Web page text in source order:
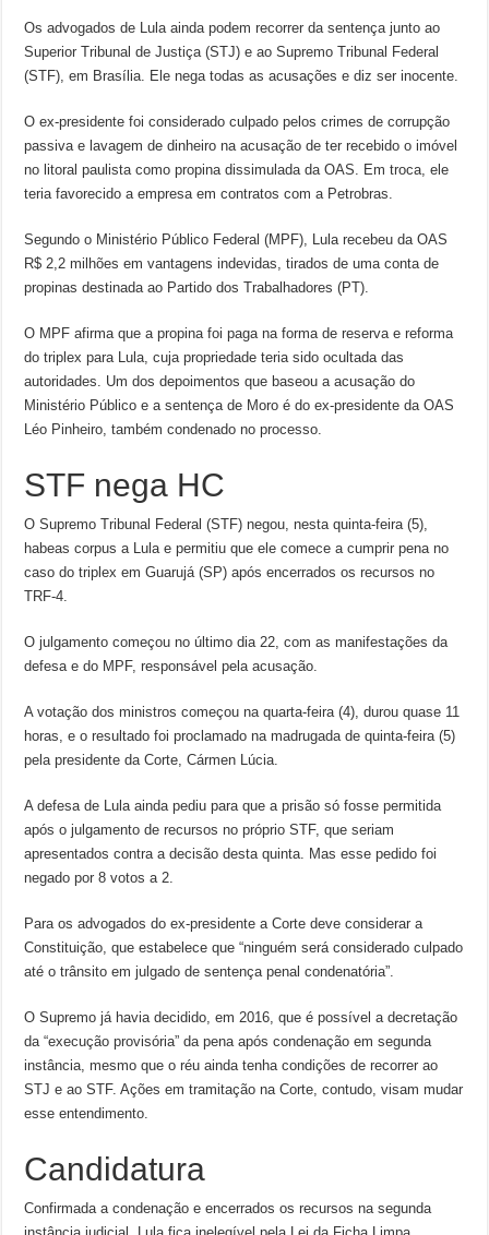
Os advogados de Lula ainda podem recorrer da sentença junto ao
Superior Tribunal de Justiça (STJ) e ao Supremo Tribunal Federal
(STF), em Brasília. Ele nega todas as acusações e diz ser inocente.
O ex-presidente foi considerado culpado pelos crimes de corrupção
passiva e lavagem de dinheiro na acusação de ter recebido o imóvel
no litoral paulista como propina dissimulada da OAS. Em troca, ele
teria favorecido a empresa em contratos com a Petrobras.
Segundo o Ministério Público Federal (MPF), Lula recebeu da OAS
R$ 2,2 milhões em vantagens indevidas, tirados de uma conta de
propinas destinada ao Partido dos Trabalhadores (PT).
O MPF afirma que a propina foi paga na forma de reserva e reforma
do triplex para Lula, cuja propriedade teria sido ocultada das
autoridades. Um dos depoimentos que baseou a acusação do
Ministério Público e a sentença de Moro é do ex-presidente da OAS
Léo Pinheiro, também condenado no processo.
STF nega HC
O Supremo Tribunal Federal (STF) negou, nesta quinta-feira (5),
habeas corpus a Lula e permitiu que ele comece a cumprir pena no
caso do triplex em Guarujá (SP) após encerrados os recursos no
TRF-4.
O julgamento começou no último dia 22, com as manifestações da
defesa e do MPF, responsável pela acusação.
A votação dos ministros começou na quarta-feira (4), durou quase 11
horas, e o resultado foi proclamado na madrugada de quinta-feira (5)
pela presidente da Corte, Cármen Lúcia.
A defesa de Lula ainda pediu para que a prisão só fosse permitida
após o julgamento de recursos no próprio STF, que seriam
apresentados contra a decisão desta quinta. Mas esse pedido foi
negado por 8 votos a 2.
Para os advogados do ex-presidente a Corte deve considerar a
Constituição, que estabelece que “ninguém será considerado culpado
até o trânsito em julgado de sentença penal condenatória”.
O Supremo já havia decidido, em 2016, que é possível a decretação
da “execução provisória” da pena após condenação em segunda
instância, mesmo que o réu ainda tenha condições de recorrer ao
STJ e ao STF. Ações em tramitação na Corte, contudo, visam mudar
esse entendimento.
Candidatura
Confirmada a condenação e encerrados os recursos na segunda